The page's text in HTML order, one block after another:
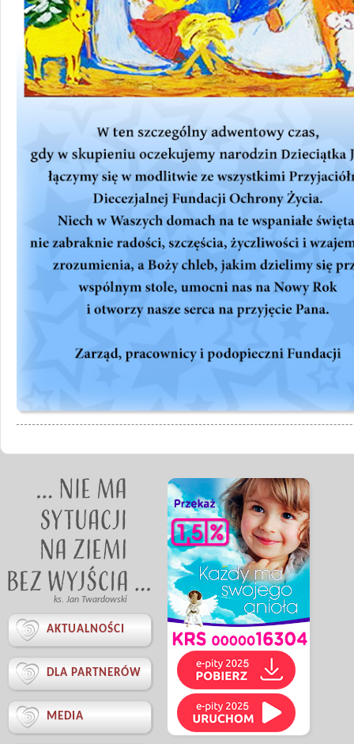
ks. Jan Twardowski
 AKTUALNOŚCI
 DLA PARTNERÓW
 MEDIA